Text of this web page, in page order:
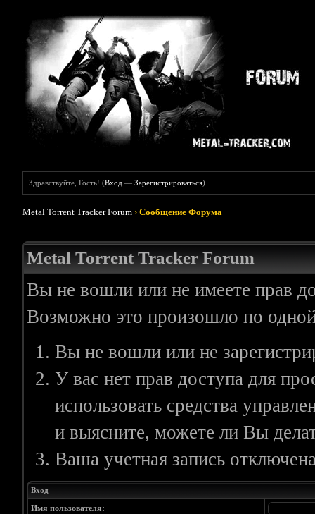
Здравствуйте, Гость! (Вход —Зарегистрироваться)
Metal Torrent Tracker Forum ›Сообщение Форума
Metal Torrent Tracker Forum
Вы не вошли или не имеете прав
Возможно это произошло по
Вы не вошли или не
У вас нет прав доступа для
использовать средства
и выясните, можете ли Вы
Ваша учетная запись
Вход
Имя пользователя: